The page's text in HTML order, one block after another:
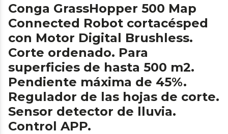
Conga GrassHopper 500 Map
Connected Robot cortacésped
con Motor Digital Brushless.
Corte ordenado. Para
superficies de hasta 500 m2.
Pendiente máxima de 45%.
Regulador de las hojas de corte.
Sensor detector de lluvia.
Control APP.